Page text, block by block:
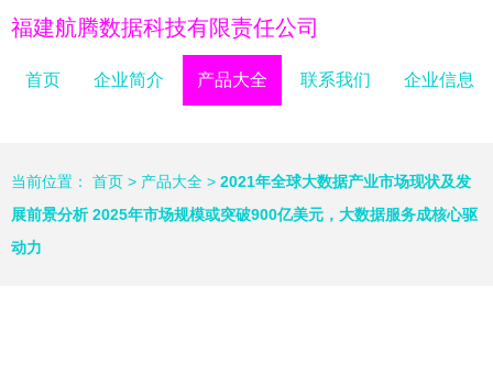
福建航腾数据科技有限责任公司
首页 企业简介 产品大全 联系我们 企业信息
当前位置： 首页 > 产品大全 > 2021年全球大数据产业市场现状及发
展前景分析 2025年市场规模或突破900亿美元，大数据服务成核心驱
动力